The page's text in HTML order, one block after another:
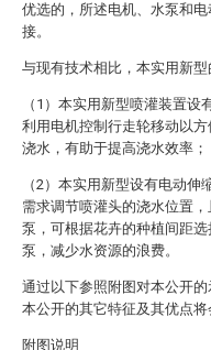
优选的，所述电机、水泵和
接。
与现有技术相比，本实用新型
（1）本实用新型喷灌装置
利用电机控制行走轮移动以
浇水，有助于提高浇水效率；
（2）本实用新型设有电动
需求调节喷灌头的浇水位置
泵，可根据花卉的种植间距
泵，减少水资源的浪费。
通过以下参照附图对本公开
本公开的其它特征及其优点将
附图说明